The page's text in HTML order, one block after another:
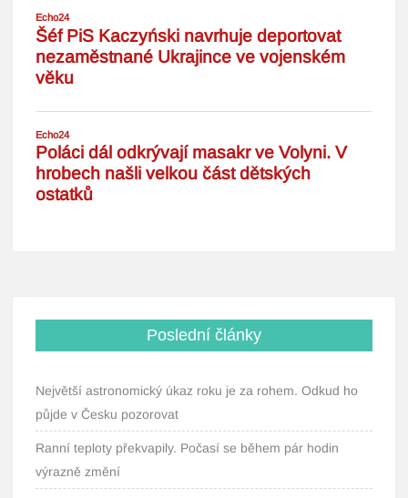
Poslední články
Největší astronomický úkaz roku je za rohem. Odkud ho
půjde v Česku pozorovat
Ranní teploty překvapily. Počasí se během pár hodin
výrazně změní